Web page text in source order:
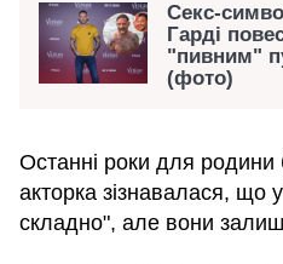
Секс-
Гарді
"пивним"
(фото)
Останні роки для
акторка зізнавалася, що
складно", але вони